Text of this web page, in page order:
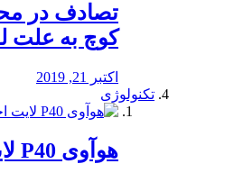
تصادف در
کوچ به علت
اکتبر 21, 2019
تکنولوژی
هوآوی P40 لایت احتمالا موبا